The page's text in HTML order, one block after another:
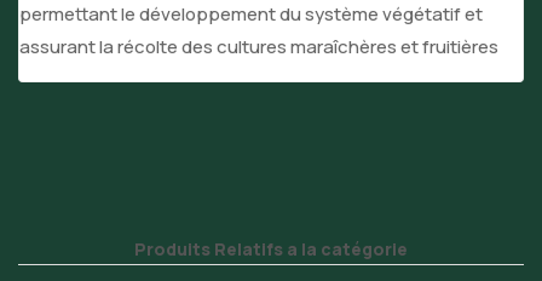
permettant le développement du système végétatif et
assurant la récolte des cultures maraîchères et fruitières
Produits Relatifs a la catégorie